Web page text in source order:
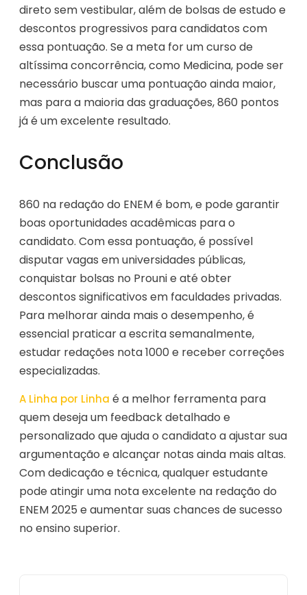
direto sem vestibular, além de bolsas de estudo e
descontos progressivos para candidatos com
essa pontuação. Se a meta for um curso de
altíssima concorrência, como Medicina, pode ser
necessário buscar uma pontuação ainda maior,
mas para a maioria das graduações, 860 pontos
já é um excelente resultado.
Conclusão
860 na redação do ENEM é bom, e pode garantir
boas oportunidades acadêmicas para o
candidato. Com essa pontuação, é possível
disputar vagas em universidades públicas,
conquistar bolsas no Prouni e até obter
descontos significativos em faculdades privadas.
Para melhorar ainda mais o desempenho, é
essencial praticar a escrita semanalmente,
estudar redações nota 1000 e receber correções
especializadas.
A Linha por Linha é a melhor ferramenta para
quem deseja um feedback detalhado e
personalizado que ajuda o candidato a ajustar sua
argumentação e alcançar notas ainda mais altas.
Com dedicação e técnica, qualquer estudante
pode atingir uma nota excelente na redação do
ENEM 2025 e aumentar suas chances de sucesso
no ensino superior.